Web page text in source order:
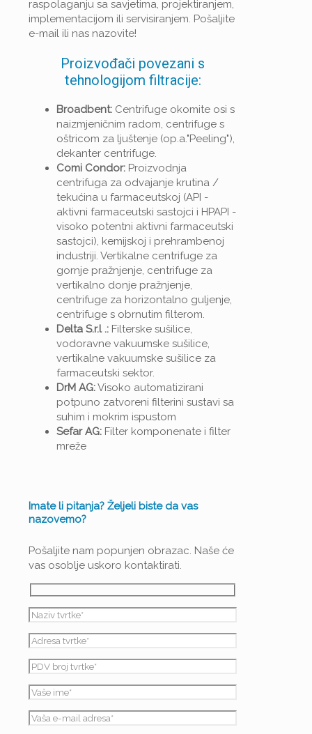
raspolaganju sa savjetima, projektiranjem,
implementacijom ili servisiranjem. Pošaljite
e-mail ili nas nazovite!
Proizvođači povezani s
tehnologijom filtracije:
Broadbent: Centrifuge okomite osi s
naizmjeničnim radom, centrifuge s
oštricom za ljuštenje (op.a."Peeling"),
dekanter centrifuge.
Comi Condor: Proizvodnja
centrifuga za odvajanje krutina /
tekućina u farmaceutskoj (API -
aktivni farmaceutski sastojci i HPAPI -
visoko potentni aktivni farmaceutski
sastojci), kemijskoj i prehrambenoj
industriji. Vertikalne centrifuge za
gornje pražnjenje, centrifuge za
vertikalno donje pražnjenje,
centrifuge za horizontalno guljenje,
centrifuge s obrnutim filterom.
Delta S.r.l .: Filterske sušilice,
vodoravne vakuumske sušilice,
vertikalne vakuumske sušilice za
farmaceutski sektor.
DrM AG:Visoko automatizirani
potpuno zatvoreni filterini sustavi sa
suhim i mokrim ispustom
Sefar AG: Filter komponenate i filter
mreže
Imate li pitanja? Željeli biste da vas
nazovemo?
Pošaljite nam popunjen obrazac. Naše će
vas osoblje uskoro kontaktirati.